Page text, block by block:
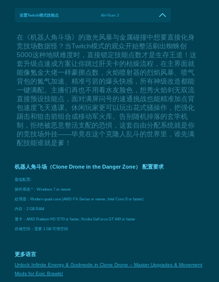
设置Twitch模式技能点 Alt+Num 3
在《机器人角斗场》的激光风暴与金属碰撞中想要直接化身
竞技场数据怪？当Twitch模式的观众开始整活刷出蜘蛛创
5000这种地狱难度时，直接锁定技能点数才是生存王道！这
套升级点速成方案让你跳过肝关卡的枯燥流程，在主界面就
能像氪金大佬一样豪掷点数，火焰喷射器的烈焰风暴、喷气
背包的氮气加速、精准弓箭的爆头快感，所有神级改造都能
一键满配。主播们再也不用看水友脸色，想秀火焰剑无双流
直接预设技能点，面对满屏问号的速通挑战也能精准加点背
包速度飞天逃课。休闲玩家更可以玩出花式骚操作，把强化
踢击和狙击箭组合成移动军火库。告别随机掉落的玄学机
制，拒绝被恶意整活支配的恐惧，这套自由分配系统就是你
的竞技场外挂——毕竟在这个克隆人乱斗的世界里，谁先满
配技能谁就是爹！
机器人角斗场（Clone Drone in the Danger Zone） 配置要求
最低配置:
操作系统 *：Windows 7 or newer
处理器：Modern quad-core (AMD FX-Series or newer, Intel Core i5 or faster)
内存：2 GB RAM
显卡：AMD Radeon HD 5770 or faster, Nvidia GeForce GT 640 or faster
存储空间：需要 1 GB 可用空间
更多语言
Unlock Infinite Energy & Godmode in Clone Drone – Master Upgrades & Movement
Mods for Epic Brawls!